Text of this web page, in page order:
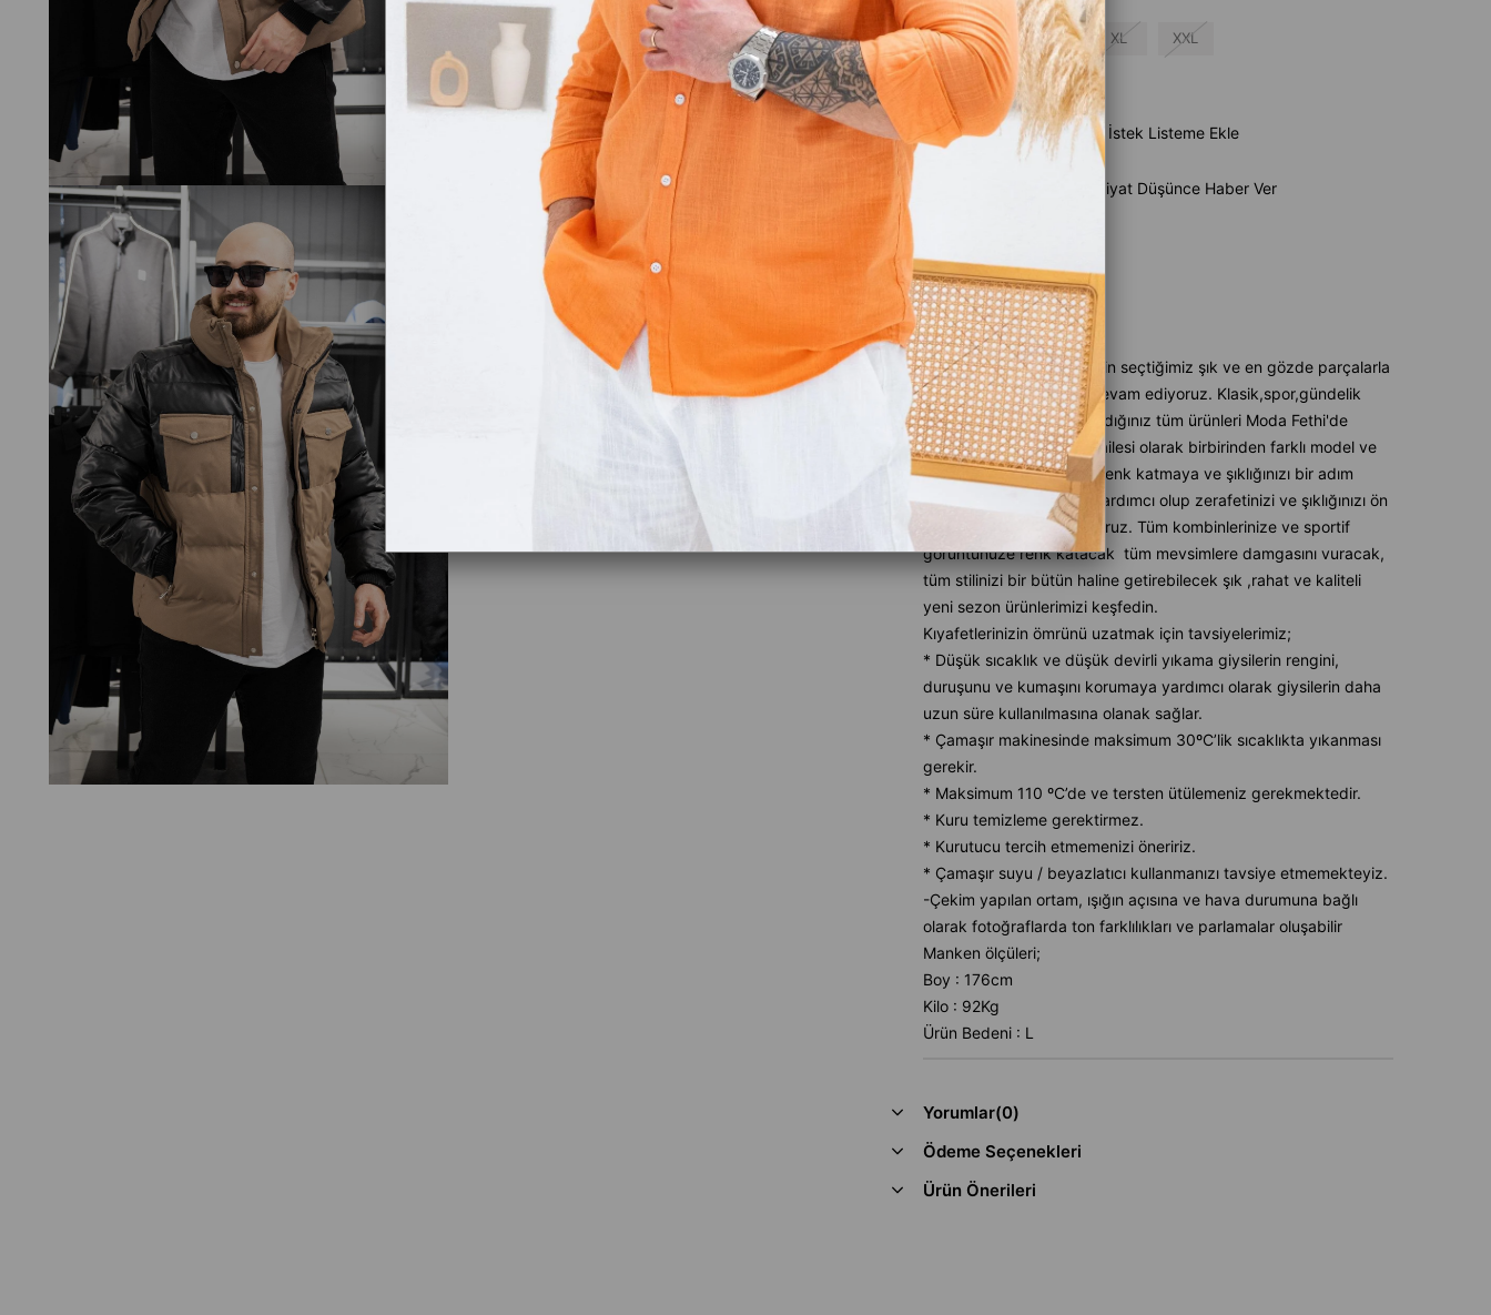
S M L XL XXL
Beden Tablosu
Favorilere Ekle İstek Listeme Ekle
Fiyat Düşünce Haber Ver
Ürün Özellikleri
Tüm mevsimlerde sizin için seçtiğimiz şık ve en gözde parçalarla
tarzınıza tarz katmaya devam ediyoruz. Klasik,spor,gündelik
nasıl tercih ederseniz aradığınız tüm ürünleri Moda Fethi'de
bulacaksınız. Modafethi ailesi olarak birbirinden farklı model ve
tarzda ürünlerle stilinize renk katmaya ve şıklığınızı bir adım
daha ileriye taşımanıza yardımcı olup zerafetinizi ve şıklığınızı ön
plana çıkarmanızı sağlıyoruz. Tüm kombinlerinize ve sportif
görüntünüze renk katacak tüm mevsimlere damgasını vuracak,
tüm stilinizi bir bütün haline getirebilecek şık ,rahat ve kaliteli
yeni sezon ürünlerimizi keşfedin.
Kıyafetlerinizin ömrünü uzatmak için tavsiyelerimiz;
* Düşük sıcaklık ve düşük devirli yıkama giysilerin rengini,
duruşunu ve kumaşını korumaya yardımcı olarak giysilerin daha
uzun süre kullanılmasına olanak sağlar.
* Çamaşır makinesinde maksimum 30ºC’lik sıcaklıkta yıkanması
gerekir.
* Maksimum 110 ºC’de ve tersten ütülemeniz gerekmektedir.
* Kuru temizleme gerektirmez.
* Kurutucu tercih etmemenizi öneririz.
* Çamaşır suyu / beyazlatıcı kullanmanızı tavsiye etmemekteyiz.
-Çekim yapılan ortam, ışığın açısına ve hava durumuna bağlı
olarak fotoğraflarda ton farklılıkları ve parlamalar oluşabilir
Manken ölçüleri;
Boy : 176cm
Kilo : 92Kg
Ürün Bedeni : L
Yorumlar(0)
Ödeme Seçenekleri
Ürün Önerileri